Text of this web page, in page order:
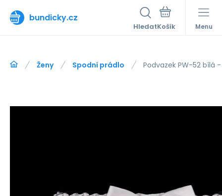
bundicky.cz
Hledat Menu
Ženy Spodní prádlo Podvazek PW-52 bílá